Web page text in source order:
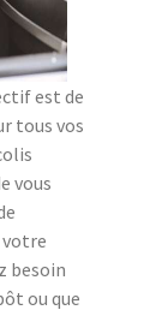
est de
tous vos
vous
besoin
ou que